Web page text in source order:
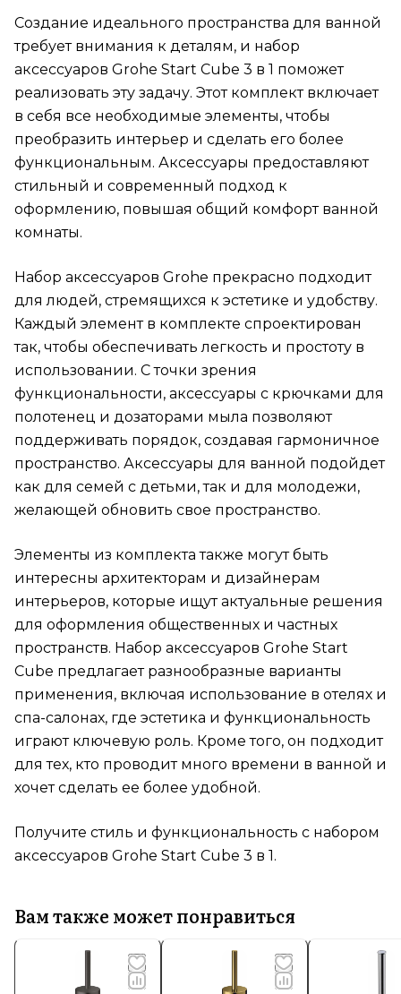
Создание идеального пространства для ванной
требует внимания к деталям, и набор
аксессуаров Grohe Start Cube 3 в 1 поможет
реализовать эту задачу. Этот комплект включает
в себя все необходимые элементы, чтобы
преобразить интерьер и сделать его более
функциональным. Аксессуары предоставляют
стильный и современный подход к
оформлению, повышая общий комфорт ванной
комнаты.
Набор аксессуаров Grohe прекрасно подходит
для людей, стремящихся к эстетике и удобству.
Каждый элемент в комплекте спроектирован
так, чтобы обеспечивать легкость и простоту в
использовании. С точки зрения
функциональности, аксессуары с крючками для
полотенец и дозаторами мыла позволяют
поддерживать порядок, создавая гармоничное
пространство. Аксессуары для ванной подойдет
как для семей с детьми, так и для молодежи,
желающей обновить свое пространство.
Элементы из комплекта также могут быть
интересны архитекторам и дизайнерам
интерьеров, которые ищут актуальные решения
для оформления общественных и частных
пространств. Набор аксессуаров Grohe Start
Cube предлагает разнообразные варианты
применения, включая использование в отелях и
спа-салонах, где эстетика и функциональность
играют ключевую роль. Кроме того, он подходит
для тех, кто проводит много времени в ванной и
хочет сделать ее более удобной.
Получите стиль и функциональность с набором
аксессуаров Grohe Start Cube 3 в 1.
Вам также может понравиться